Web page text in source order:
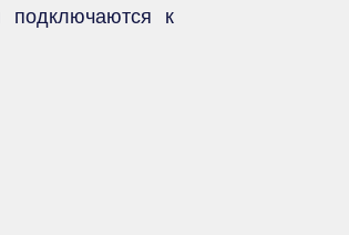
подключаются к